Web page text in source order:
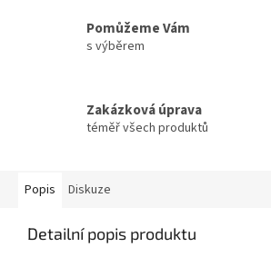
Pomůžeme Vám
s výběrem
Zakázková úprava
téměř všech produktů
Popis Diskuze
Detailní popis produktu